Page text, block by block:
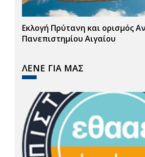
Εκλογή Πρύτανη και ορισμός
Πανεπιστημίου Αιγαίου
ΛΕΝΕ ΓΙΑ ΜΑΣ